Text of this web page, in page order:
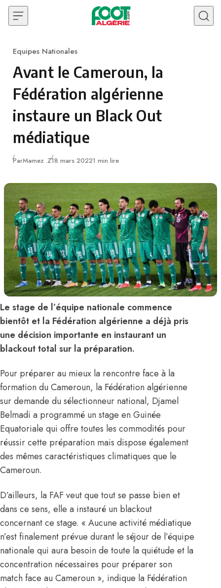
Skip to content
Category
Equipes Nationales
Avant le Cameroun, la
Fédération algérienne
instaure un Black Out
médiatique
ParMamez .ZPublié
18 mars 20221 min lire
Le stage de l’équipe nationale commence
bientôt et la Fédération algérienne a déjà pris
une décision importante en instaurant un
blackout total sur la préparation.
Pour préparer au mieux la rencontre face à la
formation du Cameroun, la Fédération algérienne
sur demande du sélectionneur national, Djamel
Belmadi a programmé un stage en Guinée
Equatoriale qui offre toutes les commodités pour
réussir cette préparation mais dispose également
des mêmes caractéristiques climatiques que le
Cameroun.
D’ailleurs, la FAF veut que tout se passe bien et
dans ce sens, elle a instauré un blackout
concernant ce stage. « Aucune activité médiatique
n’est finalement prévue durant le séjour de l’équipe
nationale qui aura besoin de toute la quiétude et la
concentration nécessaires pour préparer son
match face au Cameroun », indique la Fédération